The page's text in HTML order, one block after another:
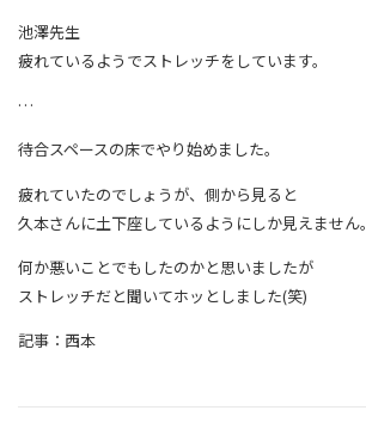
池澤先生
疲れているようでストレッチをしています。
…
待合スペースの床でやり始めました。
疲れていたのでしょうが、側から見ると
久本さんに土下座しているようにしか見えません。
何か悪いことでもしたのかと思いましたが
ストレッチだと聞いてホッとしました(笑)
記事：西本